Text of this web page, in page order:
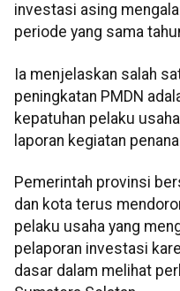
investasi asing
periode yang sama
Ia menjelaskan salah
peningkatan PMDN
kepatuhan pelaku
laporan kegiatan
Pemerintah provinsi
dan kota terus
pelaku usaha yang
pelaporan investasi
dasar dalam melihat